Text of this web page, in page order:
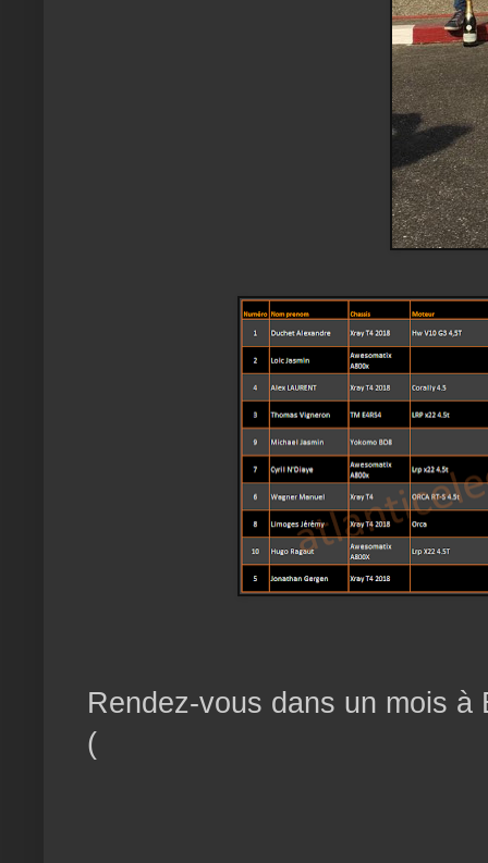
Rendez-vous dans un mois
(